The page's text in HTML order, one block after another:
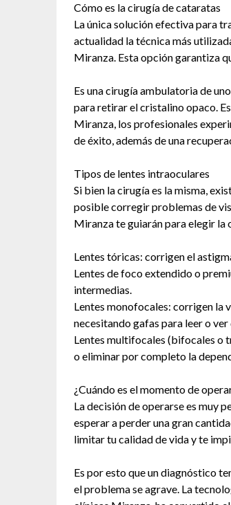
Cómo es la cirugía de cataratas
La única solución efectiva para
actualidad la técnica más
Miranza. Esta opción garantiza
Es una cirugía ambulatoria de
para retirar el cristalino opaco.
Miranza, los profesionales
de éxito, además de una
Tipos de lentes intraoculares
Si bien la cirugía es la misma,
posible corregir problemas de
Miranza te guiarán para elegir la
Lentes tóricas: corrigen el
Lentes de foco extendido o
intermedias.
Lentes monofocales: corrigen la
necesitando gafas para leer o ver
Lentes multifocales (bifocales o
o eliminar por completo la
¿Cuándo es el momento de
La decisión de operarse es muy
esperar a perder una gran
limitar tu calidad de vida y te
Es por esto que un diagnóstico
el problema se agrave. La